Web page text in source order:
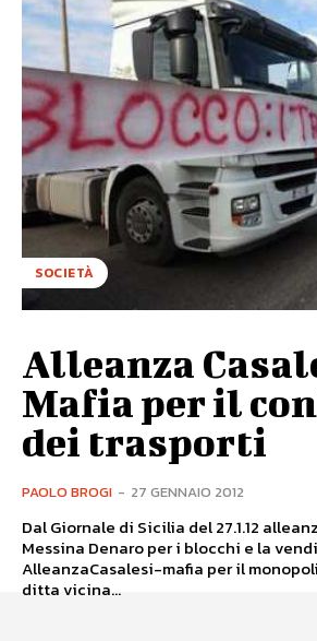
SOCIETÀ
Alleanza
Mafia per il
dei trasporti
PAOLO BROGI - 27 GENNAIO 2012
Dal Giornale di Sicilia del 27.1.12
Messina Denaro per i blocchi e la
AlleanzaCasalesi-mafia per il
ditta vicina...